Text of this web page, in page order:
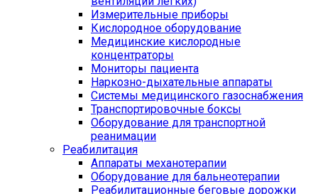
Измерительные приборы
Кислородное оборудование
Медицинские кислородные
концентраторы
Мониторы пациента
Наркозно-дыхательные аппараты
Системы медицинского газоснабжения
Транспортировочные боксы
Оборудование для транспортной
реанимации
Реабилитация
Аппараты механотерапии
Оборудование для бальнеотерапии
Реабилитационные беговые дорожки